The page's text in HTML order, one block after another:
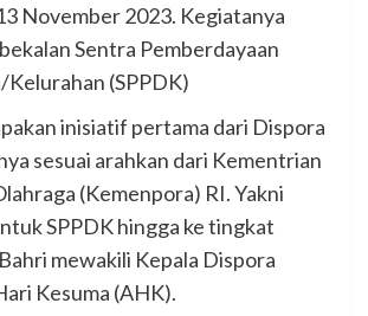
November 2023. Kegiatanya
Sentra Pemberdayaan
Kelurahan (SPPDK)
inisiatif pertama dari Dispora
sesuai arahkan dari Kementrian
(Kemenpora) RI. Yakni
SPPDK hingga ke tingkat
mewakili Kepala Dispora
Kesuma (AHK).